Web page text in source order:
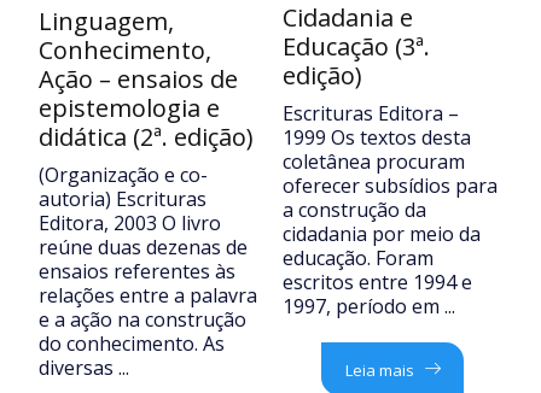
Linguagem,
Conhecimento,
Ação – ensaios de
epistemologia e
didática (2ª. edição)
(Organização e co-
autoria) Escrituras
Editora, 2003 O livro
reúne duas dezenas de
ensaios referentes às
relações entre a palavra
e a ação na construção
do conhecimento. As
diversas ...
Cidadania e
Educação (3ª.
edição)
Escrituras Editora –
1999 Os textos desta
coletânea procuram
oferecer subsídios para
a construção da
cidadania por meio da
educação. Foram
escritos entre 1994 e
1997, período em ...
Leia mais